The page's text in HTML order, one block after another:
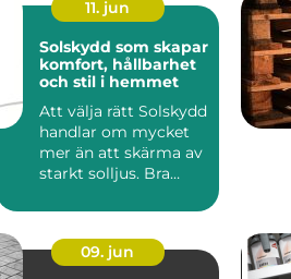
11. jun
Solskydd som skapar
komfort, hållbarhet
och stil i hemmet
Att välja rätt Solskydd
handlar om mycket
mer än att skärma av
starkt solljus. Bra
09. jun